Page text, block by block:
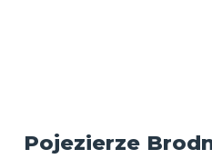
Pojezierze